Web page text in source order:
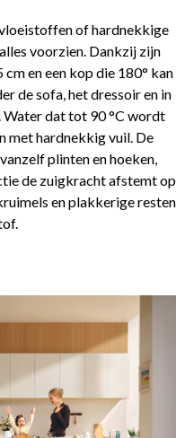
of hardnekkige
voorzien. Dankzij zijn
en een kop die 180° kan
de sofa, het dressoir en in
dat tot 90 °C wordt
met hardnekkig vuil. De
plinten en hoeken,
de zuigkracht afstemt op
en plakkerige resten